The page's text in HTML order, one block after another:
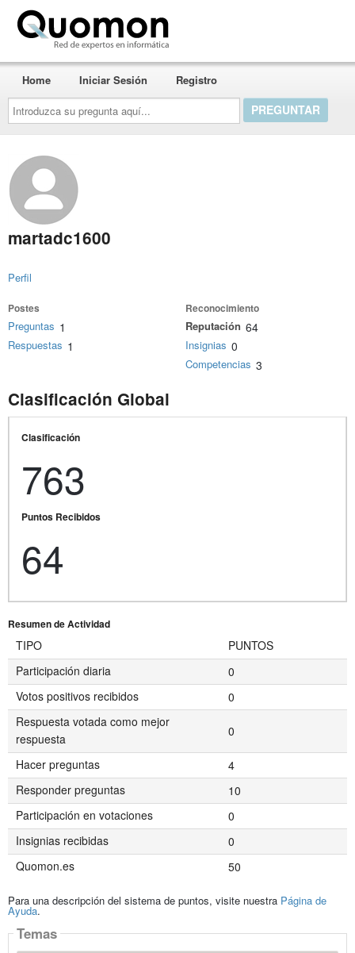
Introduzca
su
pregunta
aquí...
Home Iniciar Sesión Registro
martadc1600
Perfil
Postes
Preguntas 1
Respuestas 1
Reconocimiento
Reputación 64
Insignias 0
Competencias 3
Clasificación Global
Clasificación
763
Puntos Recibidos
64
Resumen de Actividad
TIPO
PUNTOS
Participación diaria
0
Votos positivos recibidos
0
Respuesta votada como mejor
respuesta
0
Hacer preguntas
4
Responder preguntas
10
Participación en votaciones
0
Insignias recibidas
0
Quomon.es
50
Para una descripción del sistema de puntos, visite nuestra Página de
Ayuda.
Temas